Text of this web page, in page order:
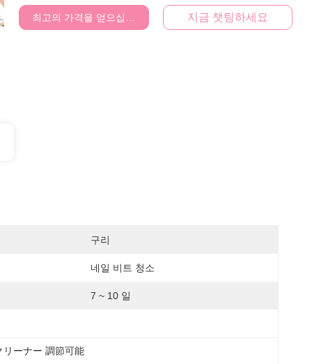
최고의 가격을 얻으십시오 지금 챗팅하세요
구리
네일 비트 청소
7 ~ 10 일
リーナー 調節可能